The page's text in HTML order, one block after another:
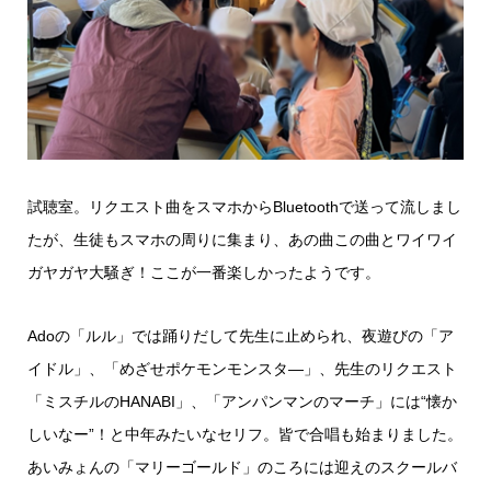
試聴室。リクエスト曲をスマホからBluetoothで送って流しまし
たが、生徒もスマホの周りに集まり、あの曲この曲とワイワイ
ガヤガヤ大騒ぎ！ここが一番楽しかったようです。
Adoの「ルル」では踊りだして先生に止められ、夜遊びの「ア
イドル」、「めざせポケモンモンスタ―」、先生のリクエスト
「ミスチルのHANABI」、「アンパンマンのマーチ」には“懐か
しいなー”！と中年みたいなセリフ。皆で合唱も始まりました。
あいみょんの「マリーゴールド」のころには迎えのスクールバ